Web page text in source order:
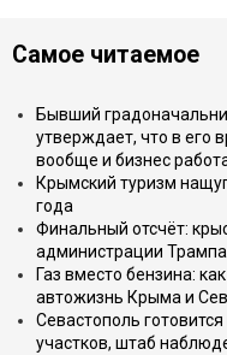
Самое читаемое
Бывший
утверждает, что в его
вообще и бизнес
Крымский туризм
года
Финальный отсчёт:
администрации Трампа
Газ вместо бензина:
автожизнь Крыма и
Севастополь
участков, штаб